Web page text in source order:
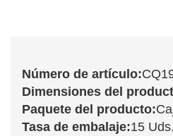
Número de artículo:
Dimensiones del
Paquete del producto:
Tasa de embalaje:15 Uds.